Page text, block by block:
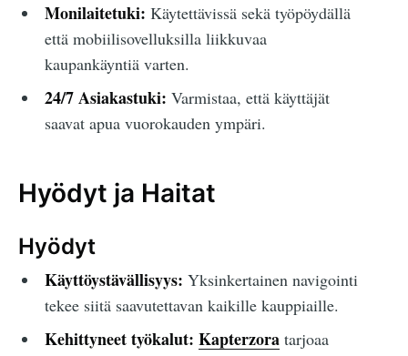
Monilaitetuki: Käytettävissä sekä työpöydällä
että mobiilisovelluksilla liikkuvaa
kaupankäyntiä varten.
24/7 Asiakastuki: Varmistaa, että käyttäjät
saavat apua vuorokauden ympäri.
Hyödyt ja Haitat
Hyödyt
Käyttöystävällisyys: Yksinkertainen navigointi
tekee siitä saavutettavan kaikille kauppiaille.
Kehittyneet työkalut: Kapterzoratarjoaa